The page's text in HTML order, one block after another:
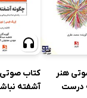
هنر
درست
کتاب
آشفته